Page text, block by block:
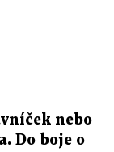
nebo
Do boje o